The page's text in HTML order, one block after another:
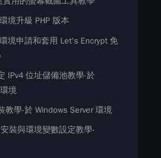
境升級 PHP 版本
境申請和套用 Let's Encrypt 免
IPv4 位址儲備池教學-於
境
教學-於 Windows Server 環境
裝與環境變數設定教學-